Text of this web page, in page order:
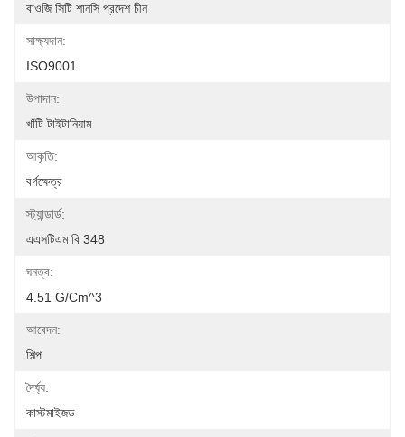
বাওজি সিটি শানসি প্রদেশ চীন
সাক্ষ্যদান:
ISO9001
উপাদান:
খাঁটি টাইটানিয়াম
আকৃতি:
বর্গক্ষেত্র
স্ট্যান্ডার্ড:
এএসটিএম বি 348
ঘনত্ব:
4.51 G/cm^3
আবেদন:
শিল্প
দৈর্ঘ্য:
কাস্টমাইজড